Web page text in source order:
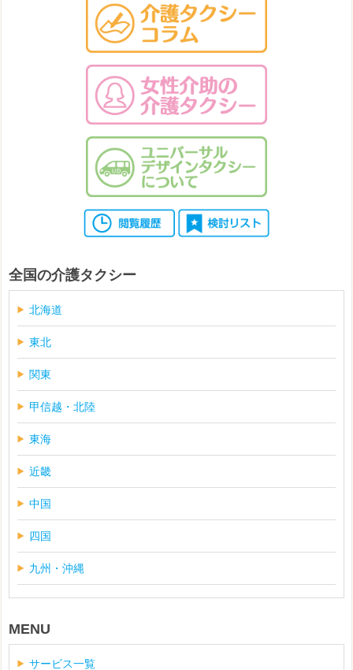
全国の介護タクシー
北海道
東北
関東
甲信越・北陸
東海
近畿
中国
四国
九州・沖縄
MENU
サービス一覧